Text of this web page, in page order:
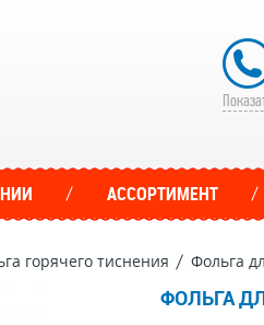
АССОРТИМЕНТ
горячего тиснения Фольга
ФОЛЬГА